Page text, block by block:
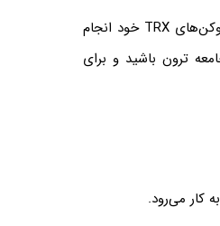
شما می توانید با پهنای باند، تراکنش های ساده در شبکه ترون را بدون استفاده از توکن‌های TRX خود انجام
ترون باشید و برای
کار می‌رود.